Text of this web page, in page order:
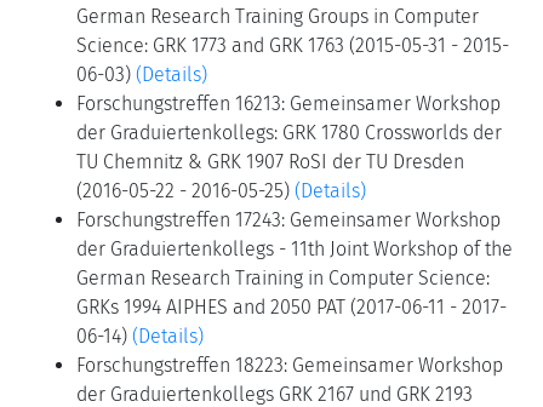
German Research Training Groups in Computer
Science: GRK 1773 and GRK 1763 (2015-05-31 - 2015-
06-03) (Details)
Forschungstreffen 16213: Gemeinsamer Workshop
der Graduiertenkollegs: GRK 1780 Crossworlds der
TU Chemnitz & GRK 1907 RoSI der TU Dresden
(2016-05-22 - 2016-05-25) (Details)
Forschungstreffen 17243: Gemeinsamer Workshop
der Graduiertenkollegs - 11th Joint Workshop of the
German Research Training in Computer Science:
GRKs 1994 AIPHES and 2050 PAT (2017-06-11 - 2017-
06-14) (Details)
Forschungstreffen 18223: Gemeinsamer Workshop
der Graduiertenkollegs GRK 2167 und GRK 2193